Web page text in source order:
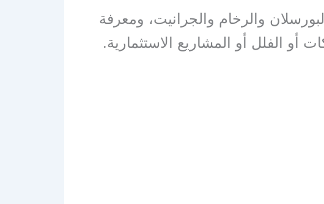
والرخام والجرانيت، ومعرفة
أو الفلل أو المشاريع الاستثمارية.